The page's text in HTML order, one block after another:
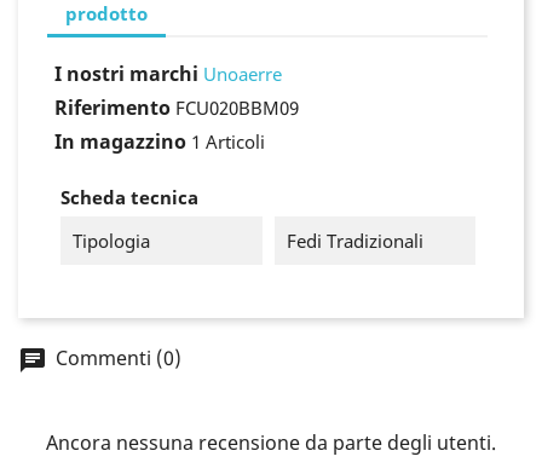
prodotto
I nostri marchi Unoaerre
Riferimento FCU020BBM09
In magazzino 1 Articoli
Scheda tecnica
Tipologia
Fedi Tradizionali
Commenti (0)
Ancora nessuna recensione da parte degli utenti.
Accedi
You need to be logged in to save products in your
wish list.